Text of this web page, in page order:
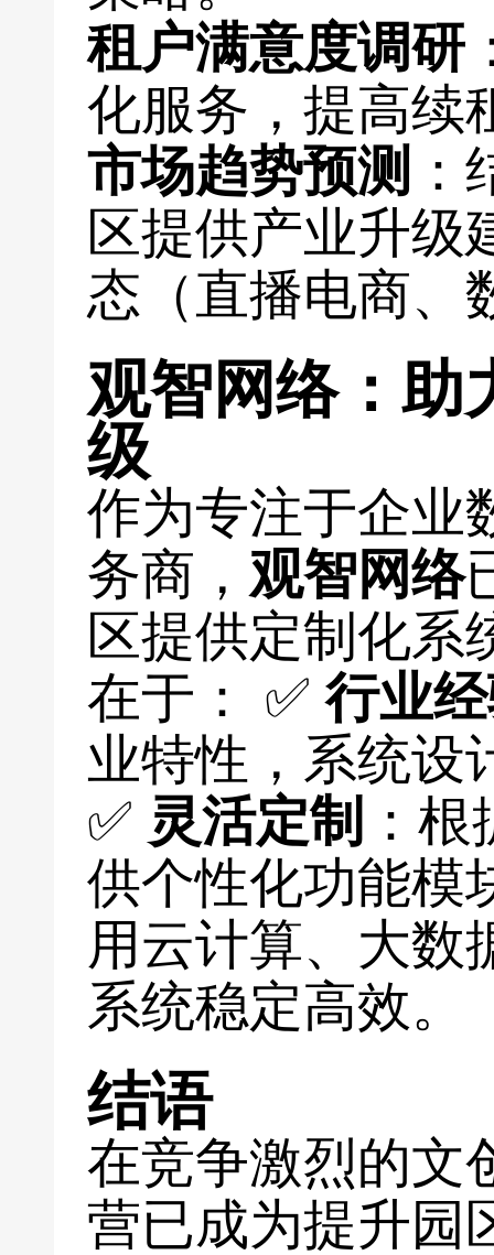
租户满意度调研
化服务，提高续
市场趋势预测
区提供产业升级
态（直播电商、
观智网络：助
级
作为专注于企业
务商， 观智网络
区提供定制化系
在于： ✅行业
业特性，系统设
✅ 灵活定制 ：
供个性化功能模
用云计算、大数
系统稳定高效。
结语
在竞争激烈的文
营已成为提升园